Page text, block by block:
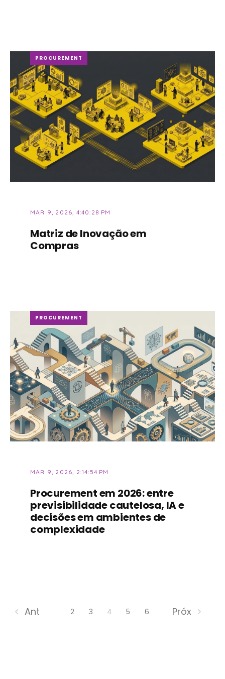
PROCUREMENT
MAR 9, 2026, 4:40:28 PM
Matriz de Inovação em
Compras
PROCUREMENT
MAR 9, 2026, 2:14:54 PM
Procurement em 2026: entre
previsibilidade cautelosa, IA e
decisões em ambientes de
complexidade
Ant 2 3 4 5 6 Próx